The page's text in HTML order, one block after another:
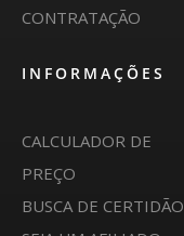
CONTRATAÇÃO
INFORMAÇÕES
CALCULADOR DE
PREÇO
BUSCA DE CERTIDÃO